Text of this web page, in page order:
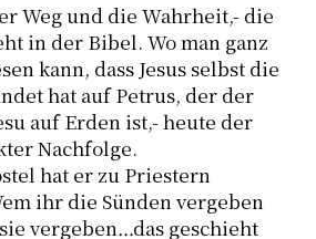
Weg und die Wahrheit,- die
in der Bibel. Wo man ganz
kann, dass Jesus selbst die
hat auf Petrus, der der
auf Erden ist,- heute der
Nachfolge.
hat er zu Priestern
ihr die Sünden vergeben
vergeben…das geschieht